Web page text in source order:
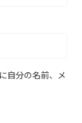
自分の名前、メ